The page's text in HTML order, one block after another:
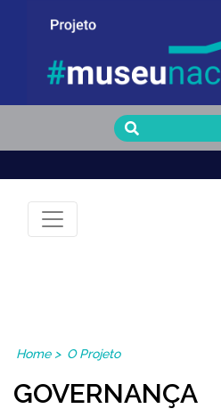
Museu
Home> O Projeto
GOVERNANÇA